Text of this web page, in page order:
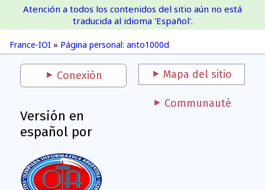
France-IOI
France-IOI » Página personal: anto1000d
Atención a todos los contenidos del sitio aún no está
traducida al idioma 'Español'.
Conexión Mapa del sitio
Versión en
español por
Communauté